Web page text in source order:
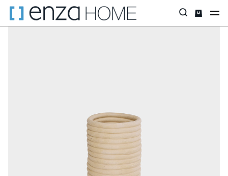
Главная страница Декор По коллекциям Вазы Майя